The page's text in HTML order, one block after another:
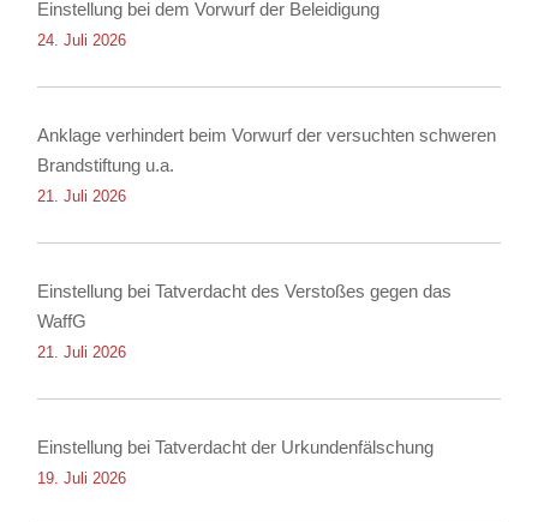
Einstellung bei dem Vorwurf der Beleidigung
24. Juli 2026
Anklage verhindert beim Vorwurf der versuchten schweren
Brandstiftung u.a.
21. Juli 2026
Einstellung bei Tatverdacht des Verstoßes gegen das
WaffG
21. Juli 2026
Einstellung bei Tatverdacht der Urkundenfälschung
19. Juli 2026